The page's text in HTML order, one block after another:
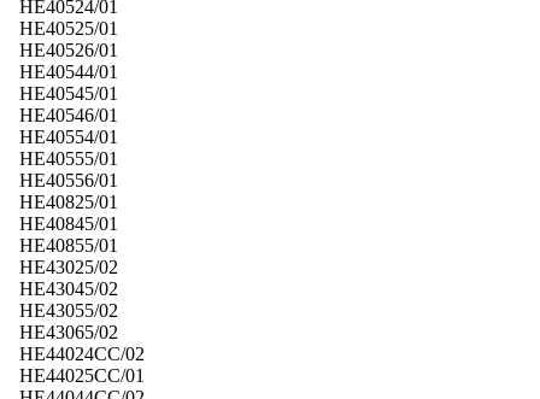
HE40524/01
HE40525/01
HE40526/01
HE40544/01
HE40545/01
HE40546/01
HE40554/01
HE40555/01
HE40556/01
HE40825/01
HE40845/01
HE40855/01
HE43025/02
HE43045/02
HE43055/02
HE43065/02
HE44024CC/02
HE44025CC/01